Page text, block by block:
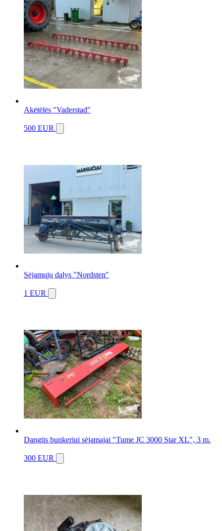
Akėtėlės "Vaderstad"
500 EUR
Sėjamųjų dalys "Nordsten"
1 EUR
Dangtis bunkeriui sėjamajai "Tume JC 3000 Star XL", 3 m.
300 EUR